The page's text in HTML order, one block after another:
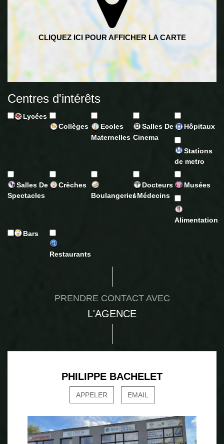
Centres d'intérêts
Lycées
Collèges
Ecoles
Maternelles
Salles De
Cinema
Hôpitaux
Stations
de metro
Salles De
Spectacles
Crèches
Boulangeries
Docteurs
/ Médecins
Musées
Alimentation
Bars
Restaurants
PRENDRE CONTACT AVEC
L'AGENCE
PHILIPPE BACHELET
APPELER EMAIL